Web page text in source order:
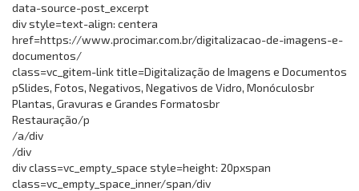
data-source-post_excerpt
div style=text-align: centera
href=https://www.procimar.com.br/digitalizacao-de-imagens-e-
documentos/
class=vc_gitem-link title=Digitalização de Imagens e Documentos
pSlides, Fotos, Negativos, Negativos de Vidro, Monóculosbr
Plantas, Gravuras e Grandes Formatosbr
Restauração/p
/a/div
/div
div class=vc_empty_space style=height: 20pxspan
class=vc_empty_space_inner/span/div